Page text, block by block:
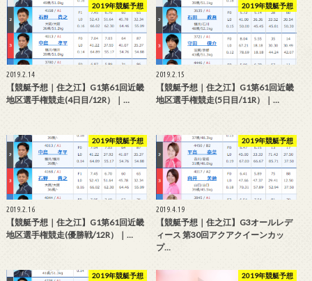
2019年競艇予想
2019.2.14
【競艇予想｜住之江】G1第61回近畿
地区選手権競走(4日目/12R）｜…
2019年競艇予想
2019.2.15
【競艇予想｜住之江】G1第61回近畿
地区選手権競走(5日目/11R）｜…
2019年競艇予想
2019.2.16
【競艇予想｜住之江】G1第61回近畿
地区選手権競走(優勝戦/12R）｜…
2019年競艇予想
2019.4.19
【競艇予想｜住之江】G3オールレデ
ィース 第30回アクアクイーンカッ
プ…
2019年競艇予想 2019年競艇予想